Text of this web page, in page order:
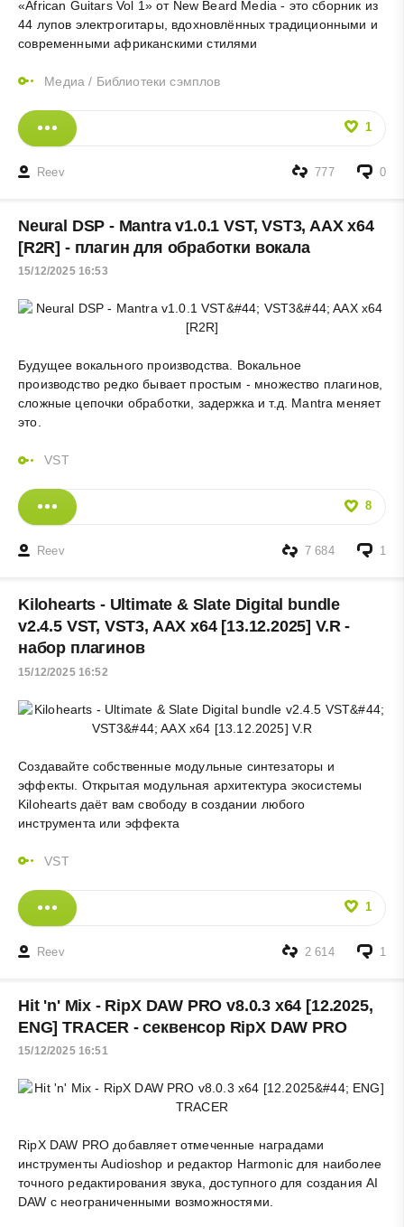
«African Guitars Vol 1» от New Beard Media - это сборник из
44 лупов электрогитары, вдохновлённых традиционными и
современными африканскими стилями
Медиа / Библиотеки сэмплов
1
Reev 0
777
Neural DSP - Mantra v1.0.1 VST, VST3, AAX x64
[R2R] - плагин для обработки вокала
15/12/2025 16:53
Будущее вокального производства. Вокальное
производство редко бывает простым - множество плагинов,
сложные цепочки обработки, задержка и т.д. Mantra меняет
это.
VST
8
Reev 1
7 684
Kilohearts - Ultimate & Slate Digital bundle
v2.4.5 VST, VST3, AAX x64 [13.12.2025] V.R -
набор плагинов
15/12/2025 16:52
Создавайте собственные модульные синтезаторы и
эффекты. Открытая модульная архитектура экосистемы
Kilohearts даёт вам свободу в создании любого
инструмента или эффекта
VST
1
Reev 1
2 614
Hit 'n' Mix - RipX DAW PRO v8.0.3 x64 [12.2025,
ENG] TRACER - секвенсор RipX DAW PRO
15/12/2025 16:51
RipX DAW PRO добавляет отмеченные наградами
инструменты Audioshop и редактор Harmonic для наиболее
точного редактирования звука, доступного для создания AI
DAW с неограниченными возможностями.